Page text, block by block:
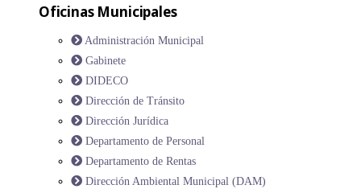
Oficinas Municipales
Administración Municipal
Gabinete
DIDECO
Dirección de Tránsito
Dirección Jurídica
Departamento de Personal
Departamento de Rentas
Dirección Ambiental Municipal (DAM)